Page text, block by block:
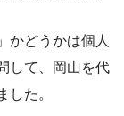
かどうかは個人
して、岡山を代
した。